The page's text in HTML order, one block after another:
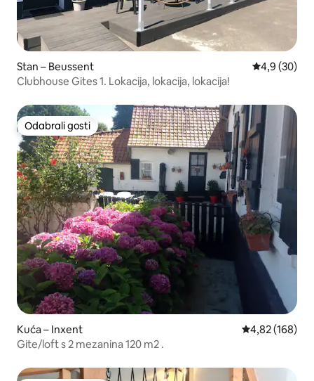
Stan – Beussent Prosječna
4,9 (30)
Clubhouse Gites 1. Lokacija, lokacija, lokacija!
Odabrali gosti
Odabrali gosti
Kuća – Inxent Prosječna
4,82 (168)
Gite/loft s 2 mezanina 120 m2 .